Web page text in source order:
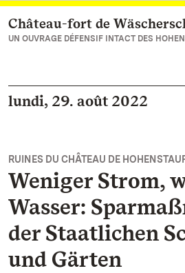
Vers la page d’accueil
Château-fort de
UN OUVRAGE DÉFENSIF INTACT DES
lundi, 29. août 2022
RUINES DU CHÂTEAU DE
Weniger Strom,
Wasser:
der Staatlichen
und Gärten